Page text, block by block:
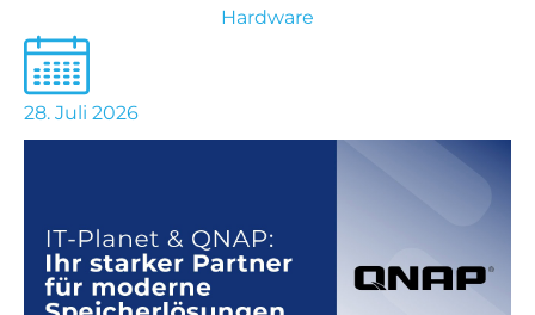
Hardware
28. Juli 2026